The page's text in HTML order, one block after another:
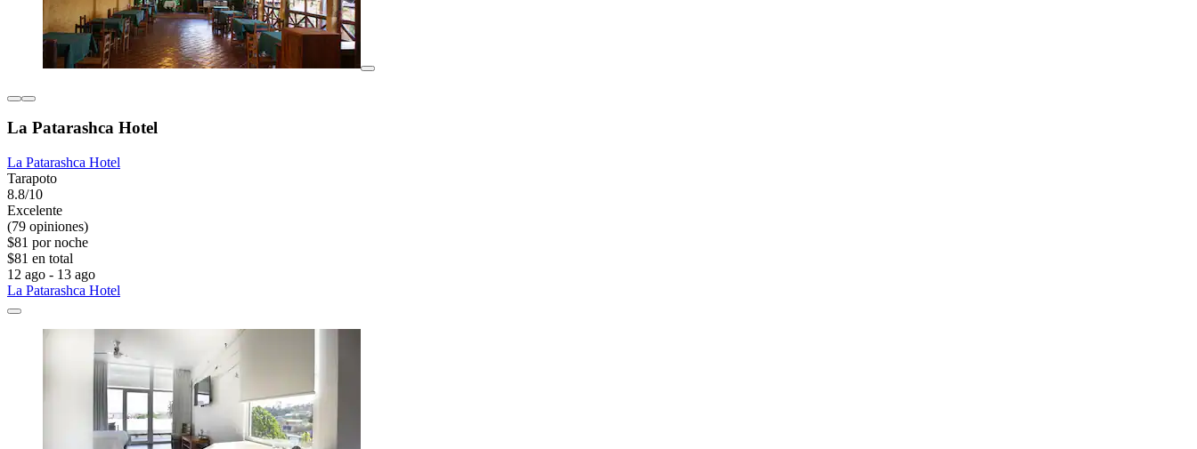
La Patarashca Hotel
La Patarashca Hotel
Tarapoto
8.8/10
Excelente
(79 opiniones)
$81 por noche
$81 en total
12 ago - 13 ago
La Patarashca Hotel